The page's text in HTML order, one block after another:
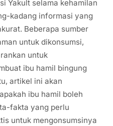
Yakult selama kehamilan
kadang informasi yang
Beberapa sumber
untuk dikonsumsi,
untuk
ibu hamil bingung
artikel ini akan
ibu hamil boleh
fakta yang perlu
untuk mengonsumsinya